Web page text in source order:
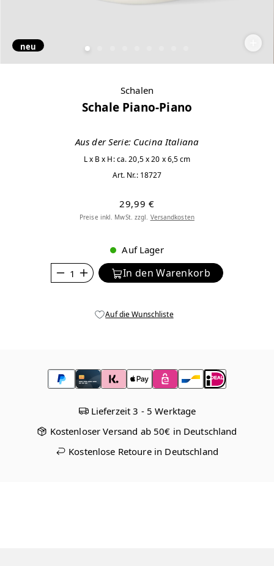
Schalen
Schale Piano-Piano
Aus der Serie: Cucina Italiana
L x B x H: ca. 20,5 x 20 x 6,5 cm
Art. Nr.: 18727
29,99 €
Preise inkl. MwSt. zzgl. Versandkosten
Auf Lager
In den Warenkorb
Auf die Wunschliste
Lieferzeit 3 - 5 Werktage
Kostenloser Versand ab 50€ in Deutschland
Kostenlose Retoure in Deutschland
neu